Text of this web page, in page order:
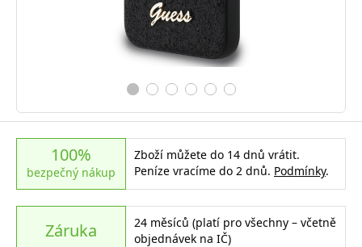
100%
bezpečný nákup
Zboží můžete do 14 dnů vrátit.
Peníze vracíme do 2 dnů. Podmínky.
Záruka
24 měsíců (platí pro všechny – včetně
objednávek na IČ)